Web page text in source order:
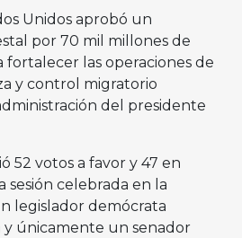
Unidos aprobó un
por 70 mil millones de
fortalecer las operaciones de
y control migratorio
del presidente
52 votos a favor y 47 en
celebrada en la
legislador demócrata
y únicamente un senador